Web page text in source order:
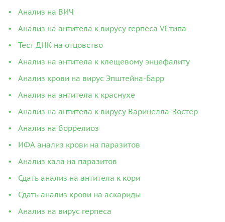
Анализ на ВИЧ
Анализ на антитела к вирусу герпеса VI типа
Тест ДНК на отцовство
Анализ на антитела к клещевому энцефалиту
Анализ крови на вирус Эпштейна-Барр
Анализ на антитела к краснухе
Анализ на антитела к вирусу Варицелла-Зостер
Анализ на боррелиоз
ИФА анализ крови на паразитов
Анализ кала на паразитов
Сдать анализ на антитела к кори
Сдать анализ крови на аскариды
Анализ на вирус герпеса